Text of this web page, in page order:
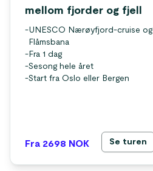
mellom fjorder og fjell
-UNESCO Nærøyfjord-cruise og
Flåmsbana
- Fra 1 dag
-Sesong hele året
-Start fra Oslo eller Bergen
Fra 2698 NOK Se turen